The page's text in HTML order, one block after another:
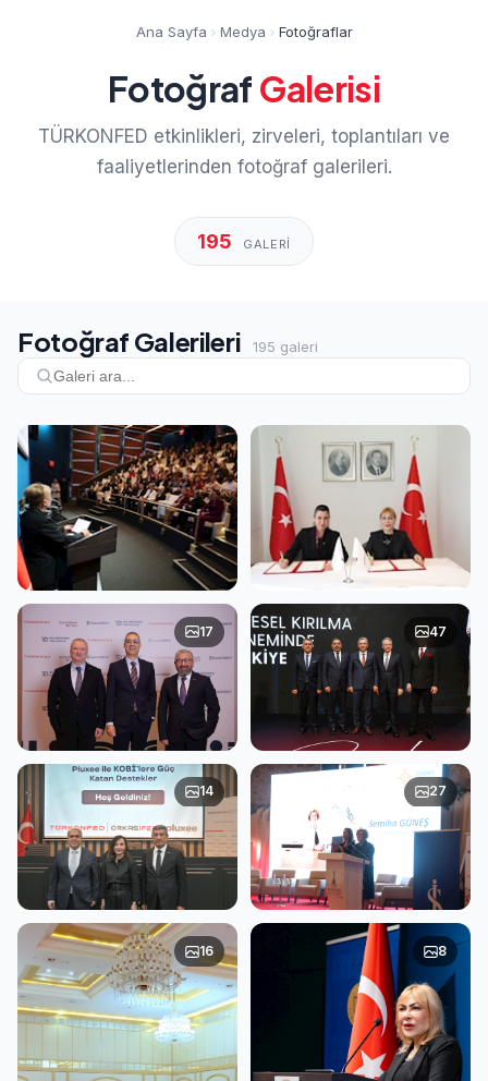
Ana Sayfa Medya Fotoğraflar
Fotoğraf Galerisi
TÜRKONFED etkinlikleri, zirveleri, toplantıları ve
faaliyetlerinden fotoğraf galerileri.
195 GALERI
Fotoğraf Galerileri 195 galeri
süreçlerindeki eşitsizlikleri
New York'ta gündeme
taşıdı
Aile Bakanlığı ile
TÜRKONFED'den kadın-
erkek fırsat eşitliği için iş
birliği
TÜRKONFED ve Garanti
BBVA Adana’daki KOBİ’lere
İkiz Dönüşümü Anlattı
17
TÜRKONFED 26. İş Dünyası
Zirvesi
47
TÜRKONFED ve Pluxee
Türkiye’den KOBİ’lere güç
katacak iş birliği
14
TÜRKONFED ve İş Bankası
girişimci kadınlar için Satın
Alma Günü düzenledi
27
16 8